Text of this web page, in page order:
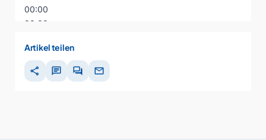
00:00
00:00
Artikel teilen
share chat forum mail